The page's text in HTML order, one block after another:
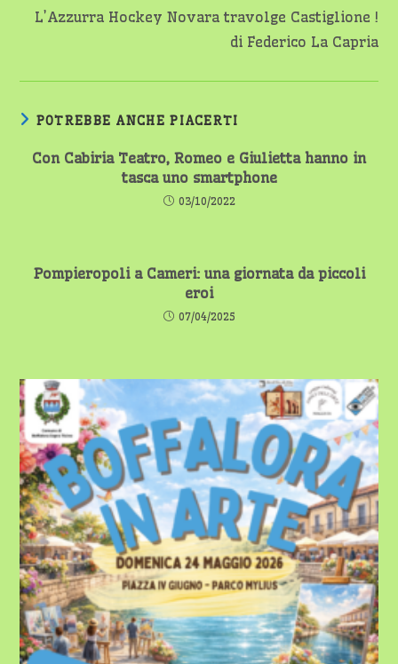
L’Azzurra Hockey Novara travolge Castiglione !
di Federico La Capria
POTREBBE ANCHE PIACERTI
Con Cabiria Teatro, Romeo e Giulietta hanno in
tasca uno smartphone
03/10/2022
Pompieropoli a Cameri: una giornata da piccoli
eroi
07/04/2025